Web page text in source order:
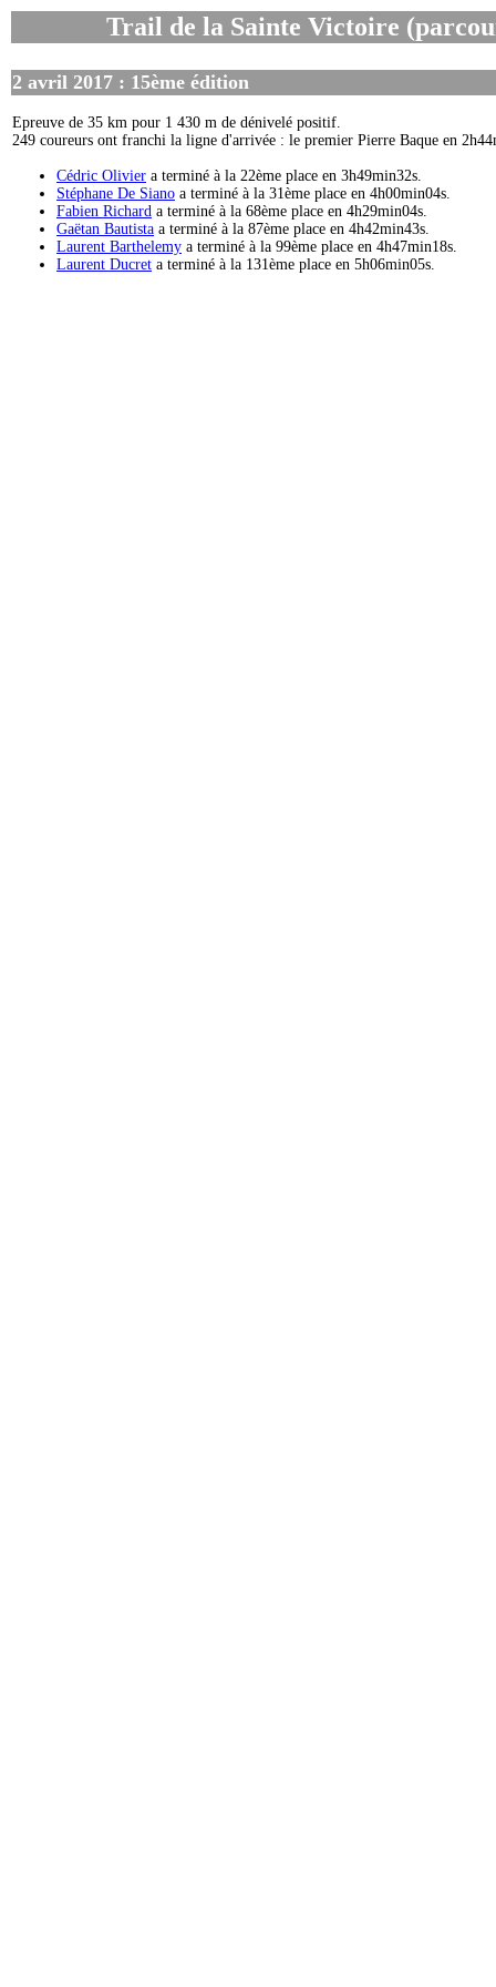
Trail de la Sainte Victoire
2 avril 2017 : 15ème édition
Epreuve de 35 km pour 1 430 m de dénivelé positif.
249 coureurs ont franchi la ligne d'arrivée : le premier Pierre Baque en
Cédric Olivier a terminé à la 22ème place en 3h49min32s.
Stéphane De Siano a terminé à la 31ème place en 4h00min04s.
Fabien Richard a terminé à la 68ème place en 4h29min04s.
Gaëtan Bautista a terminé à la 87ème place en 4h42min43s.
Laurent Barthelemy ​ a terminé à la 99ème place en 4h47min18s.
Laurent Ducret a terminé à la 131ème place en 5h06min05s.